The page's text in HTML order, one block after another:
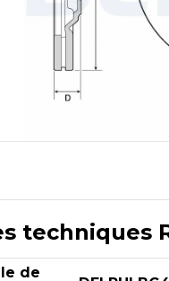
techniques
de